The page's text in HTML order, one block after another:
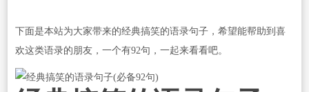
下面是本站为大家带来的经典搞笑的语录句子，希望能帮助到喜
欢这类语录的朋友，一个有92句，一起来看看吧。